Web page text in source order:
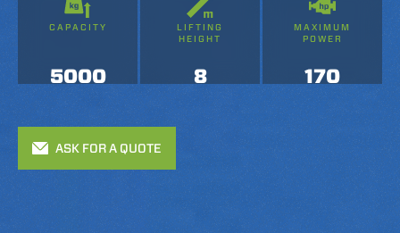
CAPACITY
5000
LIFTING
HEIGHT
8
MAXIMUM
POWER
170
ASK FOR A QUOTE